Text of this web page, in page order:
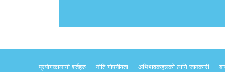
प्रयोगकालागी शर्तहरु नीति गोपनीयता अभिभावकहरूको लागि जानकारी